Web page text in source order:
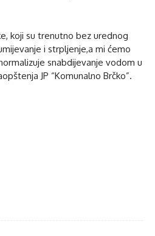
koji su trenutno bez urednog
i strpljenje,a mi ćemo
snabdijevanje vodom u
JP “Komunalno Brčko”.